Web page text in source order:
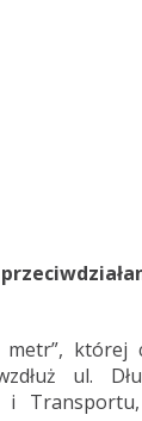
której
ul.
i